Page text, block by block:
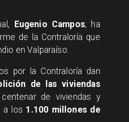
Eugenio Campos, ha
de la Contraloría que
en Valparaíso.
por la Contraloría dan
de las viviendas
de viviendas y
a los 1.100 millones de